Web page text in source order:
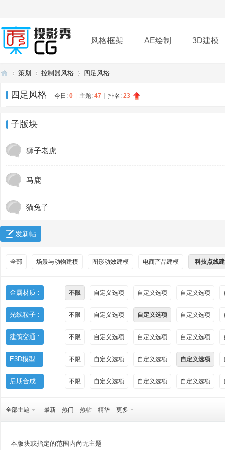
风格框架 AE绘制 3D建模
插件 帮助 下载
策划 控制器风格 四足风格
四足风格 今日: 0 主题: 47 排名: 23
子版块
狮子老虎
马鹿
猫兔子
发新帖
全部 场景与动物建模 图形动效建模 电商产品建模 科技点线
金属材质 : 不限 自定义选项 自定义选项 自定义选项
光线粒子 : 不限 自定义选项 自定义选项 自定义选项
建筑交通 : 不限 自定义选项 自定义选项 自定义选项
E3D模型 : 不限 自定义选项 自定义选项 自定义选项
后期合成 : 不限 自定义选项 自定义选项 自定义选项
全部主题 最新 热门 热帖 精华 更多
本版块或指定的范围内尚无主题